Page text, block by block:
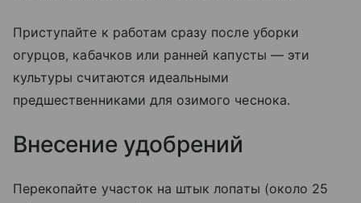
Приступайте к работам сразу после уборки
огурцов, кабачков или ранней капусты — эти
культуры считаются идеальными
предшественниками для озимого чеснока.
Внесение удобрений
Перекопайте участок на штык лопаты (около 25